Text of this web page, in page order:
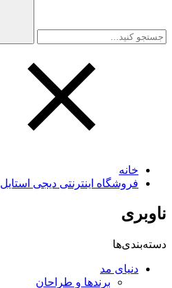
خانه
فروشگاه اینترنتی دیجی استایل
ناوبری
دسته‌بندی‌ها
دنیای مد
برندها و طراحان